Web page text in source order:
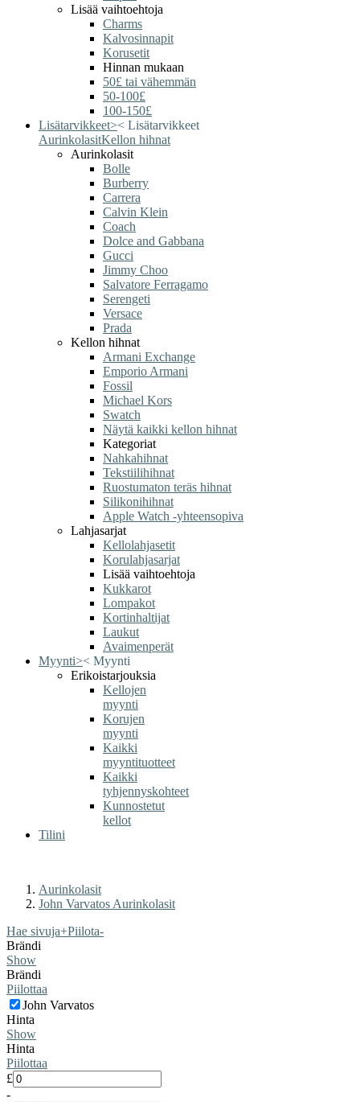
Lisää vaihtoehtoja
Charms
Kalvosinnapit
Korusetit
Hinnan mukaan
50£ tai vähemmän
50-100£
100-150£
Lisätarvikkeet>< Lisätarvikkeet
AurinkolasitKellon hihnat
Aurinkolasit
Bolle
Burberry
Carrera
Calvin Klein
Coach
Dolce and Gabbana
Gucci
Jimmy Choo
Salvatore Ferragamo
Serengeti
Versace
Prada
Kellon hihnat
Armani Exchange
Emporio Armani
Fossil
Michael Kors
Swatch
Näytä kaikki kellon hihnat
Kategoriat
Nahkahihnat
Tekstiilihihnat
Ruostumaton teräs hihnat
Silikonihihnat
Apple Watch -yhteensopiva
Lahjasarjat
Kellolahjasetit
Korulahjasarjat
Lisää vaihtoehtoja
Kukkarot
Lompakot
Kortinhaltijat
Laukut
Avaimenperät
Myynti>< Myynti
Erikoistarjouksia
Kellojen
myynti
Korujen
myynti
Kaikki
myyntituotteet
Kaikki
tyhjennyskohteet
Kunnostetut
kellot
Tilini
Aurinkolasit
John Varvatos Aurinkolasit
Hae sivuja+Piilota-
Brändi
Show
Brändi
Piilottaa
John Varvatos
Hinta
Show
Hinta
Piilottaa
£
-